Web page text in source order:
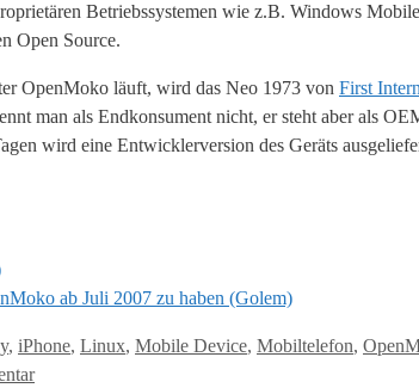
Betriebssystemen wie z.B. Windows
Open Source.
OpenMoko läuft, wird das Neo 1973 von First
man als Endkonsument nicht, er steht aber als
wird eine Entwicklerversion des Geräts
ab Juli 2007 zu haben (Golem)
, iPhone, Linux, Mobile Device, Mobiltelefon,